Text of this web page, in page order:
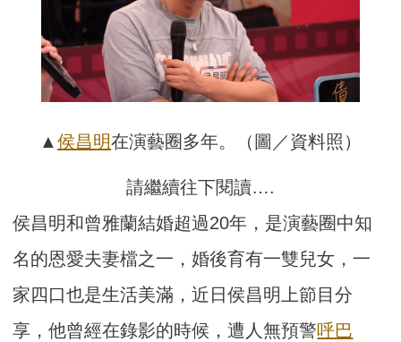
▲侯昌明在演藝圈多年。（圖／資料照）
請繼續往下閱讀….
侯昌明和曾雅蘭結婚超過20年，是演藝圈中知
名的恩愛夫妻檔之一，婚後育有一雙兒女，一
家四口也是生活美滿，近日侯昌明上節目分
享，他曾經在錄影的時候，遭人無預警呼巴